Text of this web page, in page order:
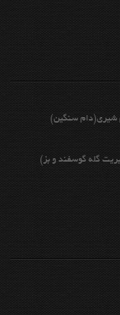
شیری(دام سنگین)
گله گوسفند و بز)